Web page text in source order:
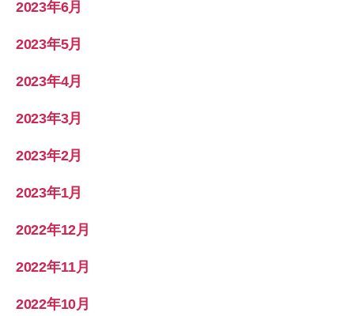
2023年6月
2023年5月
2023年4月
2023年3月
2023年2月
2023年1月
2022年12月
2022年11月
2022年10月